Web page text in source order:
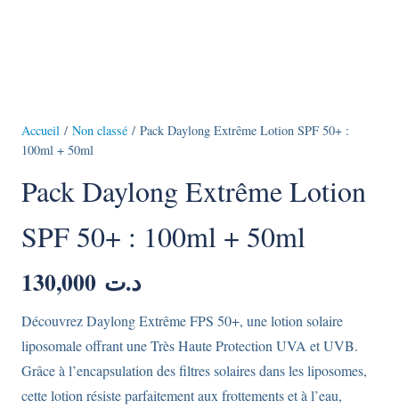
Accueil / Non classé / Pack Daylong Extrême Lotion SPF 50+ :
100ml + 50ml
Pack Daylong Extrême Lotion
SPF 50+ : 100ml + 50ml
د.ت
Découvrez Daylong Extrême FPS 50+, une lotion solaire
liposomale offrant une Très Haute Protection UVA et UVB.
Grâce à l’encapsulation des filtres solaires dans les liposomes,
cette lotion résiste parfaitement aux frottements et à l’eau,